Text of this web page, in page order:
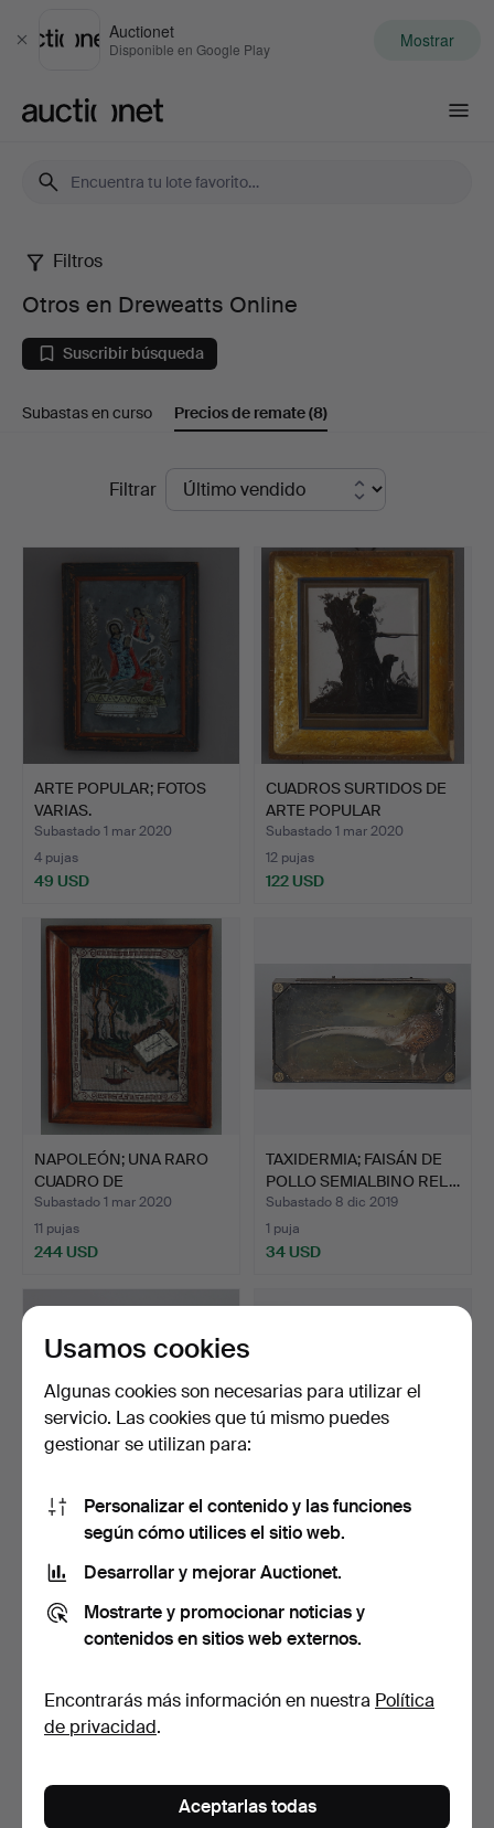
Cerrar
Auctionet
Disponible en Google Play Mostrar
Otros
en
Dreweatts
Online
Filtros
Otros en Dreweatts Online
Suscribir búsqueda
Subastas en curso Precios de remate(8)
remate
Filtrar
ARTE POPULAR; FOTOS
VARIAS.
Subastado 1 mar 2020
4 pujas
49 USD
CUADROS SURTIDOS DE
ARTE POPULAR
EUROPEO.
Subastado 1 mar 2020
12 pujas
122 USD
NAPOLEÓN; UNA RARO
CUADRO DE
ROMPECABEZAS …
Subastado 1 mar 2020
11 pujas
244 USD
TAXIDERMIA; FAISÁN DE
POLLO SEMIALBINO REL…
Subastado 8 dic 2019
1 puja
34 USD
TAXIDERMIA; UN GATITO
Subastado 26 oct 2019
17 pujas
370 USD
UNA CAJA DE RAPE DE
POSIB…
Subastado 22 sep 2019
108 USD
Usamos cookies
Algunas cookies son necesarias para utilizar el
servicio. Las cookies que tú mismo puedes
gestionar se utilizan para:
Personalizar el contenido y las funciones
según cómo utilices el sitio web.
Desarrollar y mejorar Auctionet.
Mostrarte y promocionar noticias y
contenidos en sitios web externos.
Encontrarás más información en nuestra Política
de privacidad.
Aceptarlas todas